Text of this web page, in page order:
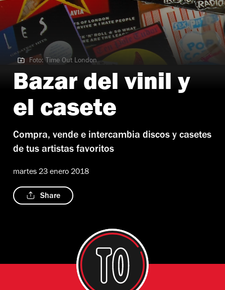
Foto: Time Out London
Foto: Time Out London
Bazar del vinil y
el casete
Compra, vende e intercambia discos y casetes
de tus artistas favoritos
martes 23 enero 2018
Share